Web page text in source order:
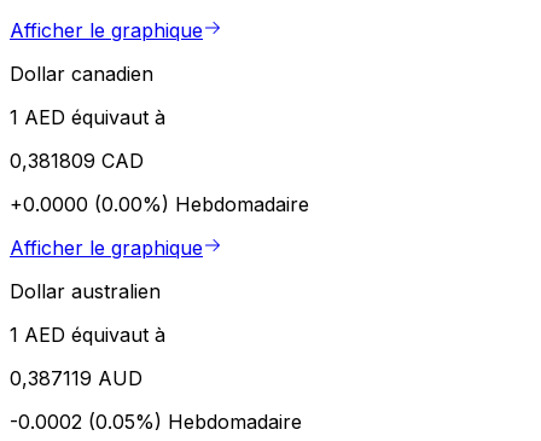
Afficher le graphique
Dollar canadien
1 AED équivaut à
0,381809 CAD
+0.0000 (0.00%) Hebdomadaire
Afficher le graphique
Dollar australien
1 AED équivaut à
0,387119 AUD
-0.0002 (0.05%) Hebdomadaire